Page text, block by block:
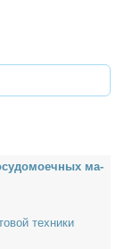
ма­
техники